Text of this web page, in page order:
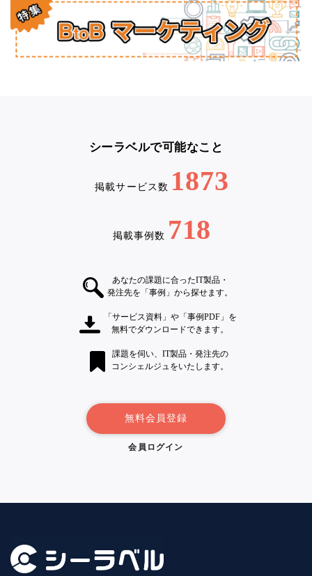
シーラベルで可能なこと
掲載サービス数 1873
掲載事例数 718
あなたの課題に合ったIT製品・
発注先を「事例」から探せます。
「サービス資料」や「事例PDF」を
無料でダウンロードできます。
課題を伺い、IT製品・発注先の
コンシェルジュをいたします。
無料会員登録
会員ログイン